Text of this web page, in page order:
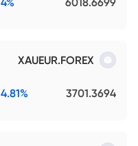
XAUEUR.FOREX
3701.3694
4.81%